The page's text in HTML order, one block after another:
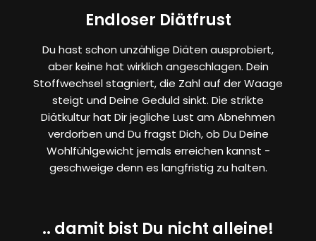
Endloser Diätfrust
Du hast schon unzählige Diäten ausprobiert,
aber keine hat wirklich angeschlagen. Dein
Stoffwechsel stagniert, die Zahl auf der Waage
steigt und Deine Geduld sinkt. Die strikte
Diätkultur hat Dir jegliche Lust am Abnehmen
verdorben und Du fragst Dich, ob Du Deine
Wohlfühlgewicht jemals erreichen kannst -
geschweige denn es langfristig zu halten.
.. damit bist Du nicht alleine!